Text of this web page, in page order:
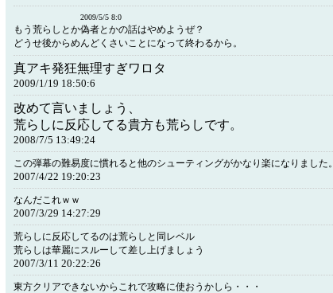
2009/5/5 8:0
もう荒らしとか偽者とかの話はやめようぜ？
どうせ後からめんどくさいことになって終わるから。
真アキ発狂無理すぎワロタ
2009/1/19 18:50:6
改めて言いましょう、
荒らしに反応してる貴方も荒らしです。
2008/7/5 13:49:24
この弾幕の難易度に慣れると他のシューティングがかなり楽になりました。
2007/4/22 19:20:23
なんだこれｗｗ
2007/3/29 14:27:29
荒らしに反応してるのは荒らしと同レベル
荒らしは華麗にスルーして差し上げましょう
2007/3/11 20:22:26
東方クリアできないからこれで攻略に使おうかしら・・・